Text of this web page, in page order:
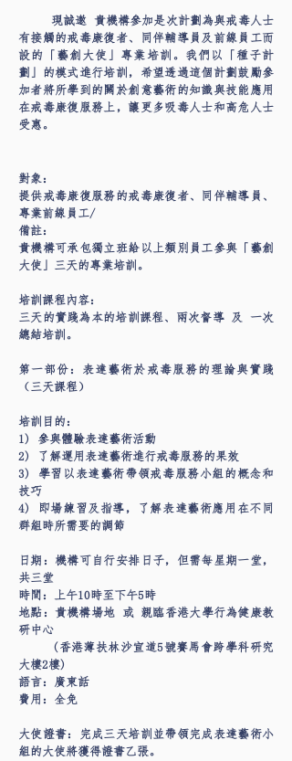
現誠邀 貴機構參加是次計劃為與戒毒人士
有接觸的戒毒康復者、同伴輔導員及前線員工而
設的「藝創大使」專業培訓。我們以「種子計
劃」的模式進行培訓，希望透過這個計劃鼓勵參
加者將所學到的關於創意藝術的知識與技能應用
在戒毒康復服務上，讓更多吸毒人士和高危人士
受惠。
對象：
提供戒毒康復服務的戒毒康復者、同伴輔導員、
專業前線員工/
備註：
貴機構可承包獨立班給以上類別員工參與「藝創
大使」三天的專業培訓。
培訓課程內容：
三天的實踐為本的培訓課程、兩次督導 及 一次
總結培訓。
第一部份：表達藝術於戒毒服務的理論與實踐
（三天課程）
培訓目的：
1) 參與體驗表達藝術活動
2) 了解運用表達藝術進行戒毒服務的果效
3) 學習以表達藝術帶領戒毒服務小組的概念和
技巧
4) 即場練習及指導，了解表達藝術應用在不同
群組時所需要的調節
日期：機構可自行安排日子，但需每星期一堂，
共三堂
時間：上午10時至下午5時
地點：貴機構場地 或 親臨香港大學行為健康教
研中心
(香港薄扶林沙宣道5號賽馬會跨學科研究
大樓2樓)
語言：廣東話
費用：全免
大使證書：完成三天培訓並帶領完成表達藝術小
組的大使將獲得證書乙張。